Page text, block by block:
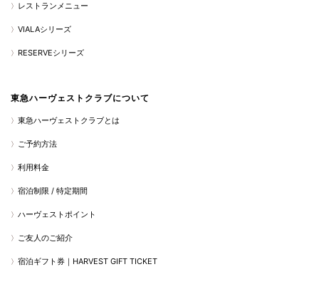
レストランメニュー
VIALAシリーズ
RESERVEシリーズ
東急ハーヴェストクラブについて
東急ハーヴェストクラブとは
ご予約方法
利用料金
宿泊制限 / 特定期間
ハーヴェストポイント
ご友人のご紹介
宿泊ギフト券｜HARVEST GIFT TICKET